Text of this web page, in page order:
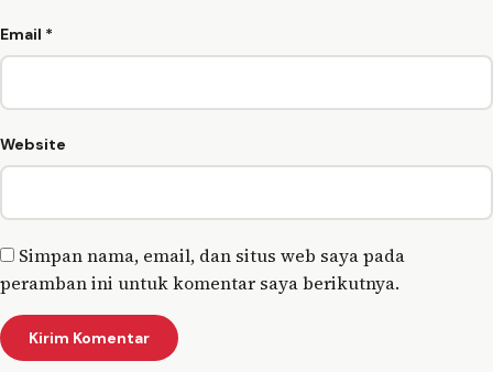
Email *
Website
Simpan nama, email, dan situs web saya pada
peramban ini untuk komentar saya berikutnya.